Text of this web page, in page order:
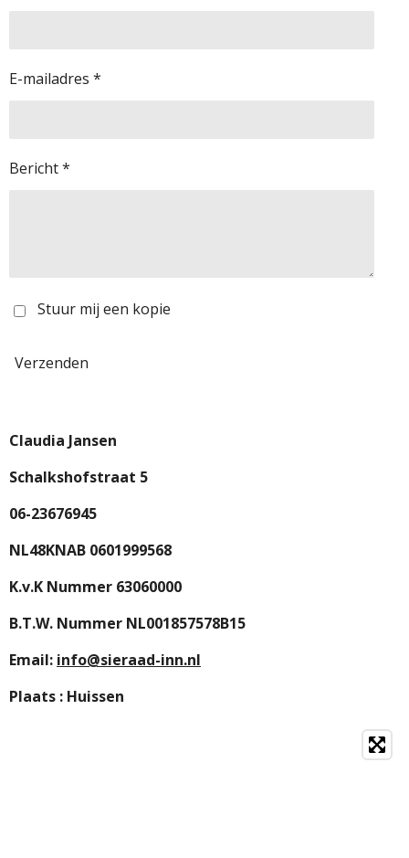
E-mailadres *
Bericht *
Stuur mij een kopie
Verzenden
Claudia Jansen
Schalkshofstraat 5
06-23676945
NL48KNAB 0601999568
K.v.K Nummer 63060000
B.T.W. Nummer NL001857578B15
Email: info@sieraad-inn.nl
Plaats : Huissen